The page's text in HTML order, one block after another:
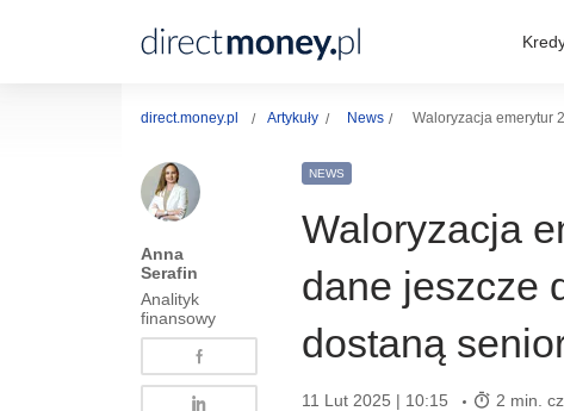
direct.money.pl Artykuły News Waloryzacja emerytur
Anna
Serafin
Analityk
finansowy
NEWS
Waloryzacja
dane jeszcze
dostaną
11 Lut 2025 | 10:15 2 min.